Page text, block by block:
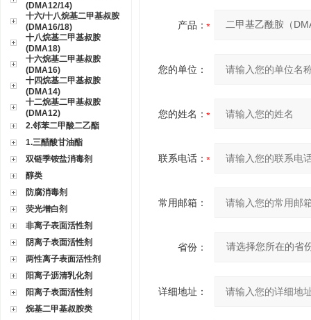
(DMA12/14)
十六/十八烷基二甲基叔胺
(DMA16/18)
十八烷基二甲基叔胺
(DMA18)
十六烷基二甲基叔胺
(DMA16)
十四烷基二甲基叔胺
(DMA14)
十二烷基二甲基叔胺
(DMA12)
2.邻苯二甲酸二乙酯
1.三醋酸甘油酯
双链季铵盐消毒剂
醇类
防腐消毒剂
荧光增白剂
非离子表面活性剂
阴离子表面活性剂
两性离子表面活性剂
阳离子沥清乳化剂
阳离子表面活性剂
烷基二甲基叔胺类
产品：
您的单位：
您的姓名：
联系电话：
常用邮箱：
省份：
详细地址：